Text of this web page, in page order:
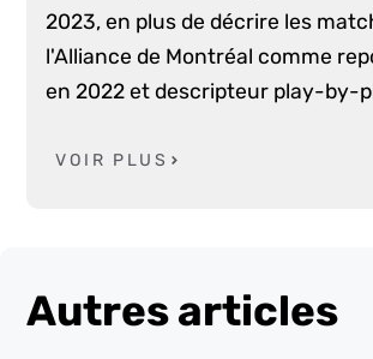
2023, en plus de décrire les
l'Alliance de Montréal comme
en 2022 et descripteur play-by-
VOIR PLUS
Autres articles